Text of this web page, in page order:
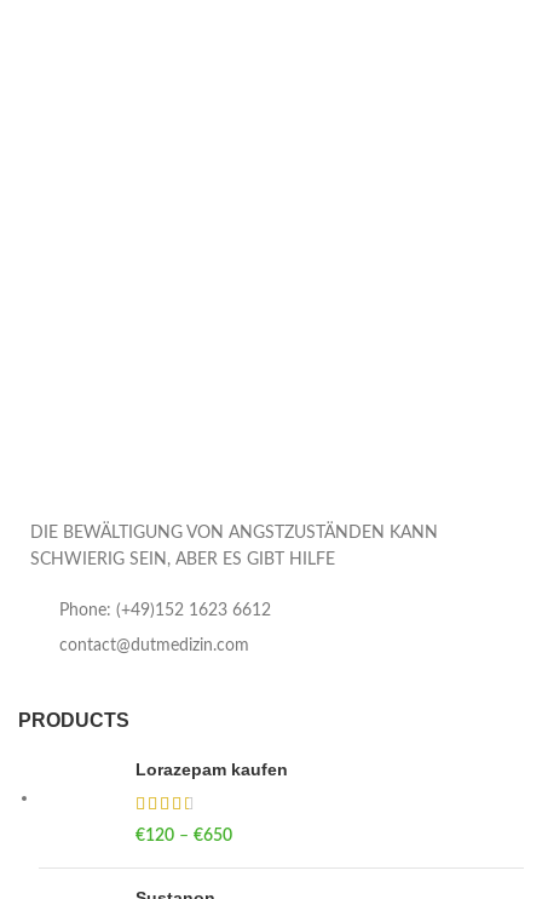
DIE BEWÄLTIGUNG VON ANGSTZUSTÄNDEN KANN
SCHWIERIG SEIN, ABER ES GIBT HILFE
Phone: (+49)152 1623 6612
contact@dutmedizin.com
PRODUCTS
Lorazepam kaufen
€120 – €650